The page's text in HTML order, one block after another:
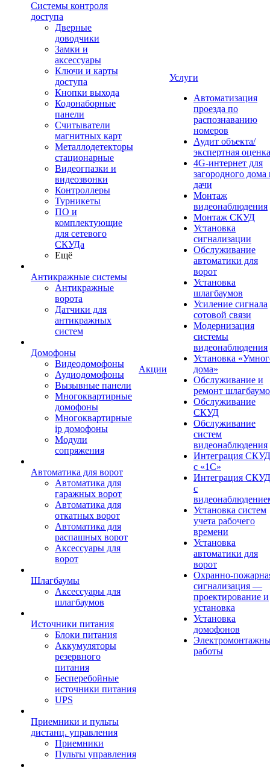
Системы контроля
доступа
Дверные
доводчики
Замки и
аксессуары
Ключи и карты
доступа
Кнопки выхода
Кодонаборные
панели
Считыватели
магнитных карт
Металлодетекторы
стационарные
Видеогпазки и
видеозвонки
Контроллеры
Турникеты
ПО и
комплектующие
для сетевого
СКУДа
Ещё
Антикражные системы
Антикражные
ворота
Датчики для
антикражных
систем
Домофоны
Видеодомофоны
Аудиодомофоны
Вызывные панели
Многоквартирные
домофоны
Многоквартирные
ip домофоны
Модули
сопряжения
Автоматика для ворот
Автоматика для
гаражных ворот
Автоматика для
откатных ворот
Автоматика для
распашных ворот
Аксессуары для
ворот
Шлагбаумы
Аксессуары для
шлагбаумов
Источники питания
Блоки питания
Аккумуляторы
резервного
питания
Бесперебойные
источники питания
UPS
Приемники и пульты
дистанц. управления
Приемники
Пульты управления
Акции
Услуги
Автоматизация
проезда по
распознаванию
номеров
Аудит объекта/
экспертная оценка
4G-интернет для
загородного дома
дачи
Монтаж
видеонаблюдения
Монтаж СКУД
Установка
сигнализации
Обслуживание
автоматики для
ворот
Установка
шлагбаумов
Усиление сигнала
сотовой связи
Модернизация
системы
видеонаблюдения
Установка
дома»
Обслуживание и
ремонт
Обслуживание
СКУД
Обслуживание
систем
видеонаблюдения
Интеграция СКУД
с «1С»
Интеграция СКУД
с
Установка систем
учета рабочего
времени
Установка
автоматики для
ворот
Охранно-
сигнализация —
проектирование и
установка
Установка
домофонов
работы